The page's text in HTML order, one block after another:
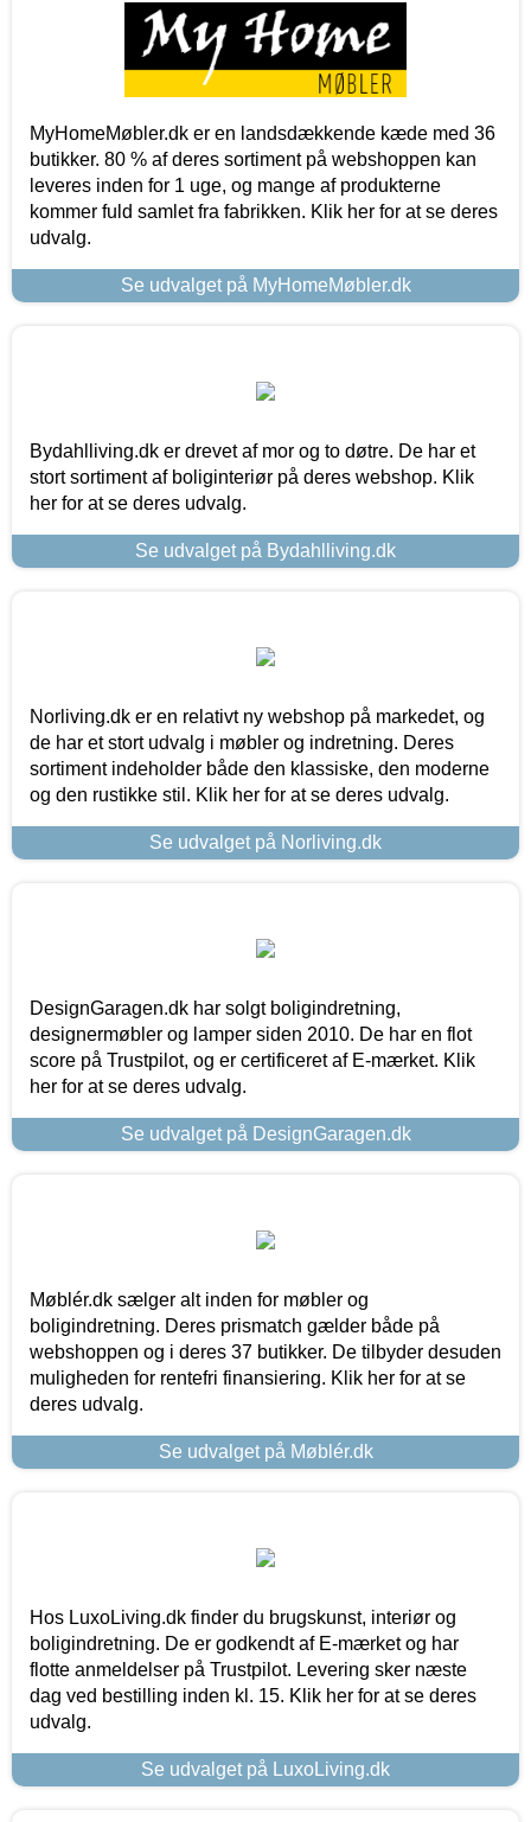
MyHomeMøbler.dk er en landsdækkende kæde med 36
butikker. 80 % af deres sortiment på webshoppen kan
leveres inden for 1 uge, og mange af produkterne
kommer fuld samlet fra fabrikken. Klik her for at se deres
udvalg.
Se udvalget på MyHomeMøbler.dk
Bydahlliving.dk er drevet af mor og to døtre. De har et
stort sortiment af boliginteriør på deres webshop. Klik
her for at se deres udvalg.
Se udvalget på Bydahlliving.dk
Norliving.dk er en relativt ny webshop på markedet, og
de har et stort udvalg i møbler og indretning. Deres
sortiment indeholder både den klassiske, den moderne
og den rustikke stil. Klik her for at se deres udvalg.
Se udvalget på Norliving.dk
DesignGaragen.dk har solgt boligindretning,
designermøbler og lamper siden 2010. De har en flot
score på Trustpilot, og er certificeret af E-mærket. Klik
her for at se deres udvalg.
Se udvalget på DesignGaragen.dk
Møblér.dk sælger alt inden for møbler og
boligindretning. Deres prismatch gælder både på
webshoppen og i deres 37 butikker. De tilbyder desuden
muligheden for rentefri finansiering. Klik her for at se
deres udvalg.
Se udvalget på Møblér.dk
Hos LuxoLiving.dk finder du brugskunst, interiør og
boligindretning. De er godkendt af E-mærket og har
flotte anmeldelser på Trustpilot. Levering sker næste
dag ved bestilling inden kl. 15. Klik her for at se deres
udvalg.
Se udvalget på LuxoLiving.dk